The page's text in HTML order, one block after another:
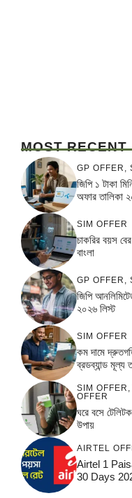
MOST RECENT
GP OFFER ,
জিপি ১ টাকা
অফার তালিকা
SIM OFFER
চাকরির বয়স
বাংলা
GP OFFER ,
জিপি
২০২৬ লিস্ট
SIM OFFER
কম দামে
ব্রডব্যান্ড মূল্য
SIM OFFER ,
OFFER
ঘরে বসে
উপায়
AIRTEL
Airtel 1
30 Days